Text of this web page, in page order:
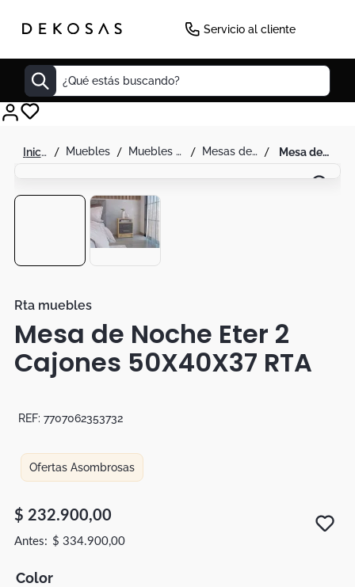
Servicio al cliente
¿Qué estás buscando?
muebles muebles de alcoba mesas de noche mesa de noche eter 2 cajones 50x40x37 rta
Rta muebles
Mesa de Noche Eter 2
Cajones 50X40X37 RTA
REF: 7707062353732
Ofertas Asombrosas
$ 232.900,00
$ 334.900,00
Color
Decoracion
Sillas
Duvet
Botas